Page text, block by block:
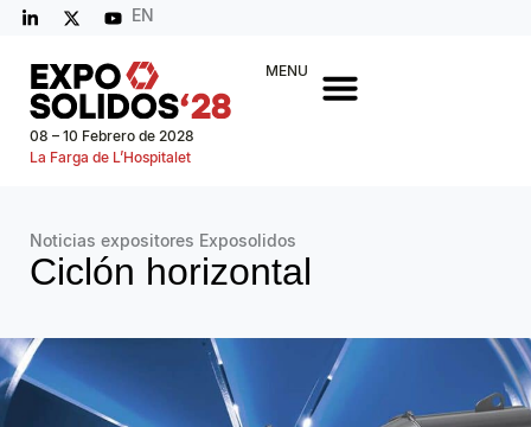
EN
08 – 10 Febrero de 2028
La Farga de L’Hospitalet
MENU
Noticias expositores Exposolidos
Ciclón horizontal